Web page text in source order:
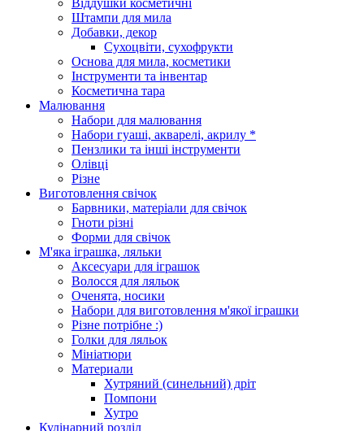
Штампи для мила
Добавки, декор
Сухоцвіти, сухофрукти
Основа для мила, косметики
Інструменти та інвентар
Косметична тара
Малювання
Набори для малювання
Набори гуаші, акварелі, акрилу *
Пензлики та інші інструменти
Олівці
Різне
Виготовлення свічок
Барвники, матеріали для свічок
Гноти різні
Форми для свічок
М'яка іграшка, ляльки
Аксесуари для іграшок
Волосся для ляльок
Оченята, носики
Набори для виготовлення м'якої іграшки
Різне потрібне :)
Голки для ляльок
Мініатюри
Материали
Хутряний (синельний) дріт
Помпони
Хутро
Кулінарний розділ